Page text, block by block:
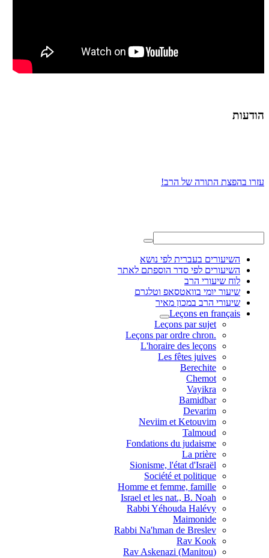
הודעות
עזרו בהפצת התורה של הרב!
השיעורים בעברית לפי נושא
השיעורים לפי סדר הוספתם לאתר
לוח שיעורי הרב
שיעור יומי בוואטסאפ וטלגרם
שיעורי הרב במכון מאיר
Leçons en français
Leçons par sujet
.Leçons par ordre chron
L'horaire des leçons
Les fêtes juives
Berechite
Chemot
Vayikra
Bamidbar
Devarim
Neviim et Ketouvim
Talmoud
Fondations du judaisme
La prière
Sionisme, l'état d'Israël
Société et politique
Homme et femme, famille
Israel et les nat., B. Noah
Rabbi Yéhouda Halévy
Maimonide
Rabbi Na'hman de Breslev
Rav Kook
(Rav Askenazi (Manitou